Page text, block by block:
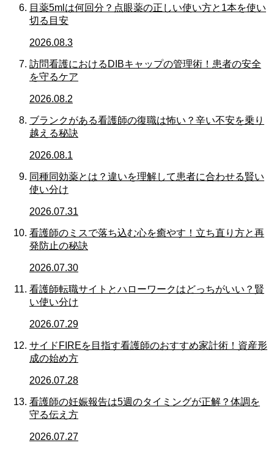
目薬5mlは何回分？点眼薬の正しい使い方と1本を使い
切る目安
2026.08.3
訪問看護におけるDIBキャップの管理術！患者の安全
を守るケア
2026.08.2
ブランクがある看護師の復職は怖い？辛い不安を乗り
越える秘訣
2026.08.1
同種同効薬とは？違いを理解して患者に合わせる賢い
使い分け
2026.07.31
看護師のミスで落ち込む心を癒やす！立ち直り方と再
発防止の秘訣
2026.07.30
看護師転職サイトとハローワークはどっちがいい？賢
い使い分け
2026.07.29
サイドFIREを目指す看護師のおすすめ家計術！資産形
成の始め方
2026.07.28
看護師の妊娠報告は5週のタイミングが正解？体調を
守る伝え方
2026.07.27